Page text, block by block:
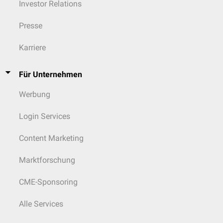
Investor Relations
Presse
Karriere
Für Unternehmen
Werbung
Login Services
Content Marketing
Marktforschung
CME-Sponsoring
Alle Services